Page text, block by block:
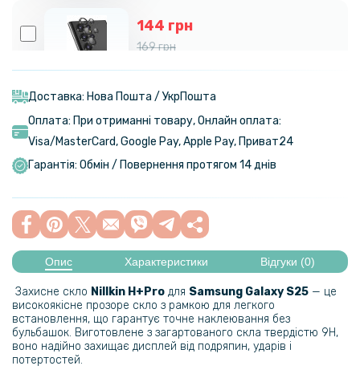
144 грн
169 грн
Захисне скло з рамкою CD Pattern на задню камеру Samsung
535 грн
629 грн
Чохол - накладка Magsafe Magnetic Ring для Samsung Galaxy S23
Доставка: Нова Пошта / УкрПошта
Оплата: При отриманні товару, Онлайн оплата:
Visa/MasterСard, Google Pay, Apple Pay, Приват24
Гарантія: Обмін / Повернення протягом 14 днів
Опис Характеристики Відгуки (0)
Захисне скло Nillkin H+Pro для Samsung Galaxy S25 — це
високоякісне прозоре скло з рамкою для легкого
встановлення, що гарантує точне наклеювання без
бульбашок. Виготовлене з загартованого скла твердістю 9H,
воно надійно захищає дисплей від подряпин, ударів і
потертостей.